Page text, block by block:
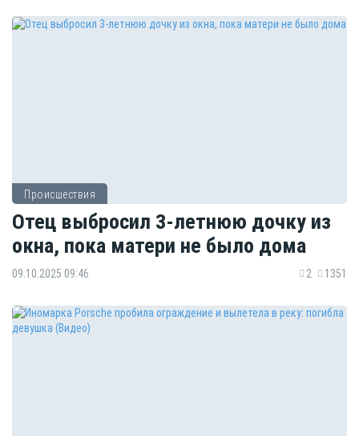
Происшествия
Отец выбросил 3-летнюю дочку из
окна, пока матери не было дома
09.10.2025 09:46 2 1351